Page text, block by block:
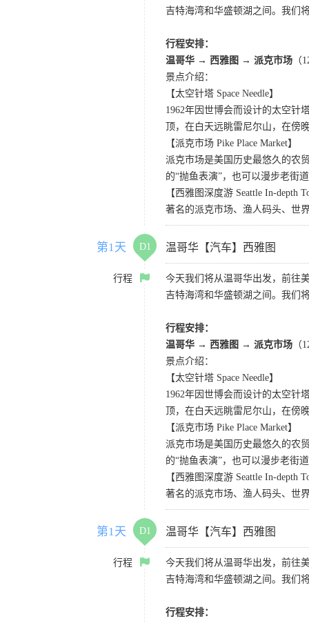
吉特海湾和华盛顿湖之间。我们
行程安排：
温哥华 → 西雅图 → 派克市场 （
景点介绍：
【太空针塔 Space Needle】
1962年因世博会而设计的太空针
顶，在白天远眺雷尼尔山，在傍
【派克市场 Pike Place Market】
派克市场是美国历史最悠久的农
的“抛鱼表演”，也可以漫步老街
【西雅图深度游 Seattle In-depth
著名的派克市场、渔人码头、世
第1天 D1 温哥华【汽车】西雅图
行程
今天我们将从温哥华出发，前往
吉特海湾和华盛顿湖之间。我们
行程安排：
温哥华 → 西雅图 → 派克市场 （
景点介绍：
【太空针塔 Space Needle】
1962年因世博会而设计的太空针
顶，在白天远眺雷尼尔山，在傍
【派克市场 Pike Place Market】
派克市场是美国历史最悠久的农
的“抛鱼表演”，也可以漫步老街
【西雅图深度游 Seattle In-depth
著名的派克市场、渔人码头、世
第1天 D1 温哥华【汽车】西雅图
行程
今天我们将从温哥华出发，前往
吉特海湾和华盛顿湖之间。我们
行程安排：